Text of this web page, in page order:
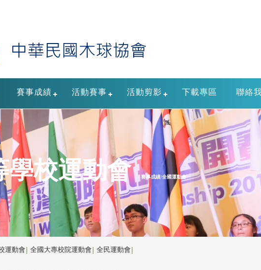
賽事成績 活動賽事 活動剪影 下載專區 聯絡
學校運動會 賽事成績/全國運動會
運動會 全國大專校院運動會 全民運動會